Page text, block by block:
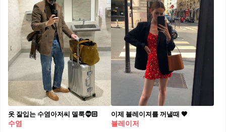
옷 잘입는 수염아저씨 델룩🧔🏻⁠
수염
이제 블레이져를 꺼낼때 🖤
블레이저